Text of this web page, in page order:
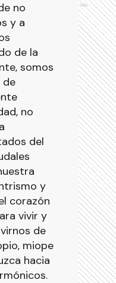
no
y a
de la
somos
de
no
del
y
corazón
vivir y
de
miope
hacia
Ads